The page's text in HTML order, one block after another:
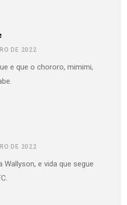
DE 2022
e que o chororo, mimimi,
DE 2022
Wallyson, e vida que segue